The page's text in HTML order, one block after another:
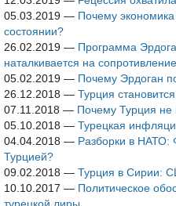
05.03.2019 — Почему
состоянии?
26.02.2019 — Программа
наталкивается на
05.02.2019 — Почему Эрдоган
26.12.2018 — Турция
07.11.2018 — Почему Турция не
05.10.2018 — Турецкая
04.04.2018 — Разборки в НАТО:
Турцией?
09.02.2018 — Турция в Сирии:
10.10.2017 — Политическое